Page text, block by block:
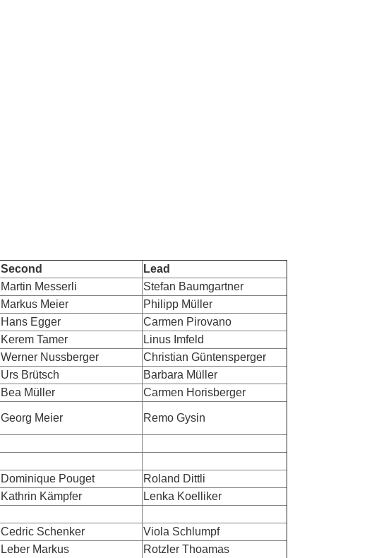
Second
Lead
Martin Messerli
Stefan Baumgartner
Markus Meier
Philipp Müller
Hans Egger
Carmen Pirovano
Kerem Tamer
Linus Imfeld
Werner Nussberger
Christian Güntensperger
Urs Brütsch
Barbara Müller
Bea Müller Carmen Horisberger
Georg Meier Remo Gysin
Dominique Pouget
Roland Dittli
Kathrin Kämpfer
Lenka Koelliker
Cedric Schenker
Viola Schlumpf
Leber Markus
Rotzler Thoamas